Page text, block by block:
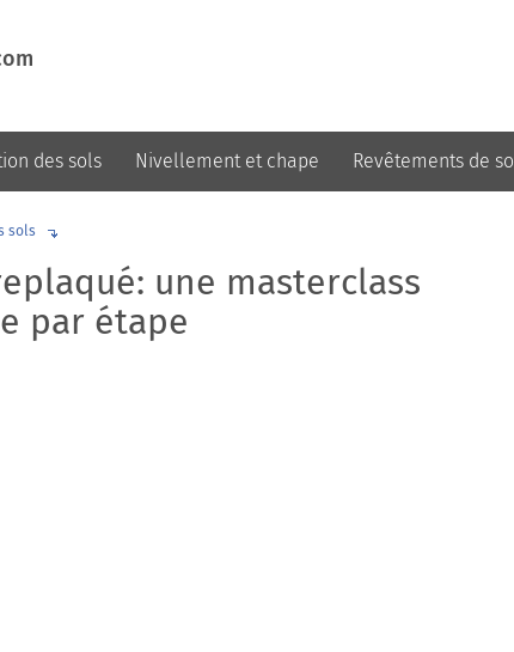
des sols Nivellement et chape Revêtements de sol
sols
une masterclass
par étape